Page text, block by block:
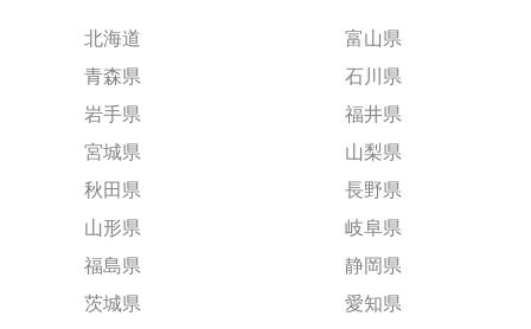
北海道
青森県
岩手県
宮城県
秋田県
山形県
福島県
茨城県
富山県
石川県
福井県
山梨県
長野県
岐阜県
静岡県
愛知県